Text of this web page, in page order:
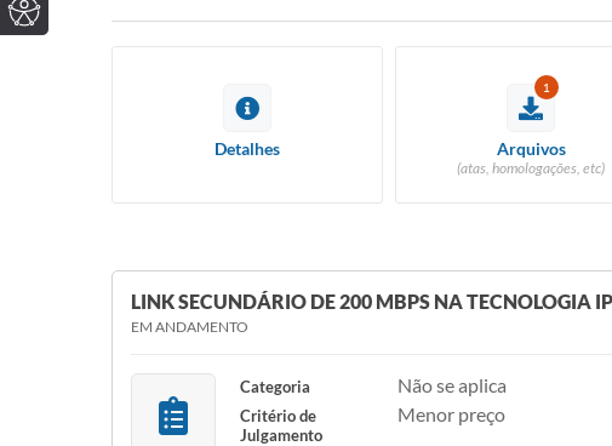
Detalhes
1
Arquivos
(atas, homologações, etc)
LINK SECUNDÁRIO DE 200 MBPS NA TECNOLOGIA
EM ANDAMENTO
Categoria Não se aplica
Critério de
Julgamento
Menor preço